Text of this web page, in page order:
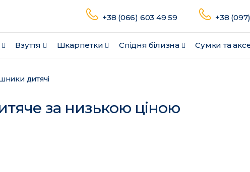
Взуття Шкарпетки Спідня білизна Сумки та
+38 (066) 603 49 59 +38
дитячі
за низькою ціною